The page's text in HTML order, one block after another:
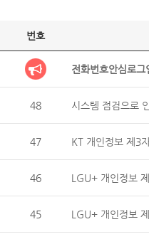
번호
전화번호안심로
48 시스템 점검으로
47 KT 개인정보 제3
46 LGU+ 개인
45 LGU+ 개인정보